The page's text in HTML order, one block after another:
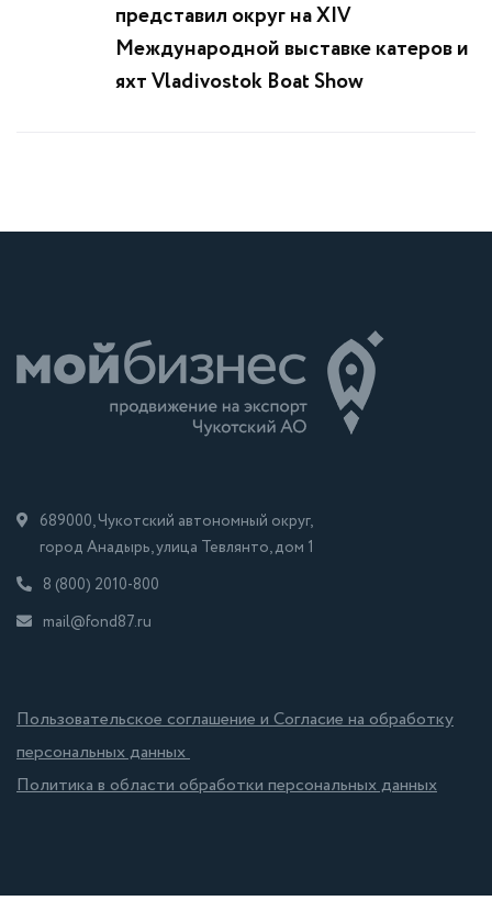
представил округ на XIV
Международной выставке катеров и
яхт Vladivostok Boat Show
689000, Чукотский автономный округ,
город Анадырь, улица Тевлянто, дом 1
8 (800) 2010-800
mail@fond87.ru
Пользовательское соглашение и Согласие на обработку
персональных данных
Политика в области обработки персональных данных